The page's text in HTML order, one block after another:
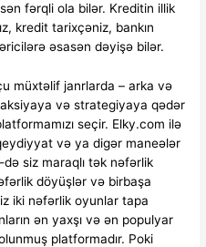
fərqli ola bilər. Kreditin illik
kredit tarixçəniz, bankın
əsasən dəyişə bilər.
müxtəlif janrlarda – arka və
və strategiyaya qədər
seçir. Elky.com ilə
və ya digər maneələr
siz maraqlı tək nəfərlik
döyüşlər və birbaşa
iki nəfərlik oyunlar tapa
ən yaxşı və ən populyar
platformadır. Poki